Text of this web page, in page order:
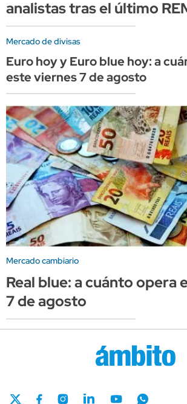
analistas tras el último
Mercado de divisas
Euro hoy y Euro blue hoy: a
este viernes 7 de agosto
Mercado cambiario
Real blue: a cuánto opera
7 de agosto